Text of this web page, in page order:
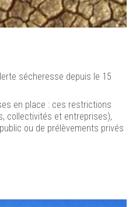
sécheresse depuis le 15
en place : ces restrictions
collectivités et entreprises),
ou de prélèvements privés